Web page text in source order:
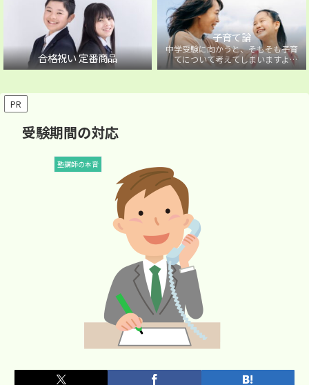
合格祝い 定番商品
子育て論
中学受験に向かうと、そもそも子育
てについて考えてしまいますよ
ね・・・。中学受験に向かうお子様
PR
受験期間の対応
塾講師の本音